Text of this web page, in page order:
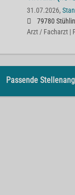
31.07.2026,
79780
Arzt / Facharzt |
Passende